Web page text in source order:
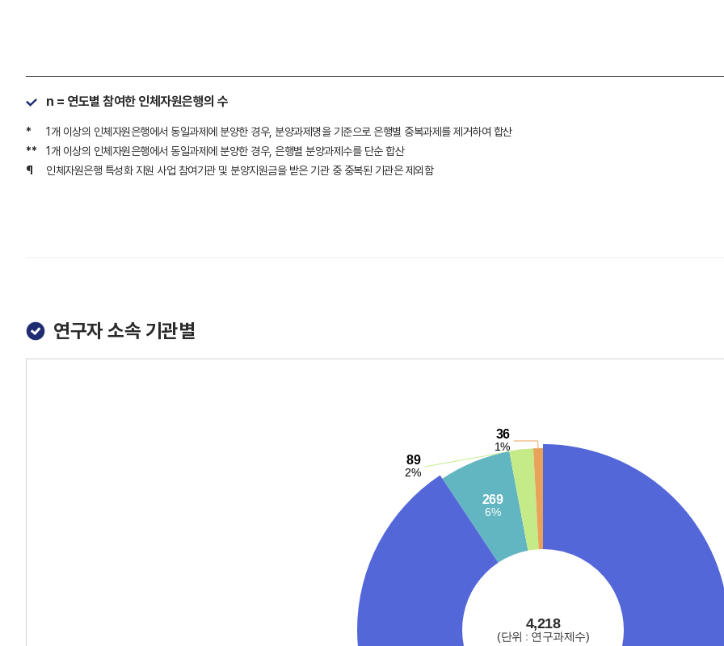
n = 연도별 참여한 인체자원은행의 수
*
1개 이상의 인체자원은행에서 동일과제에 분양한 경우, 분양과제명을 기준으로 은행별 중복과제를 제거하여 합산
**
1개 이상의 인체자원은행에서 동일과제에 분양한 경우, 은행별 분양과제수를 단순 합산
¶
인체자원은행 특성화 지원 사업 참여기관 및 분양지원금을 받은 기관 중 중복된 기관은 제외함
연구자 소속 기관별